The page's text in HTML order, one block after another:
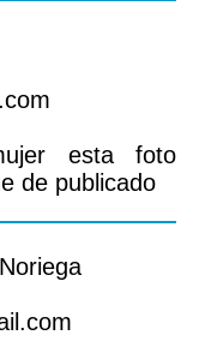
esta foto
de publicado